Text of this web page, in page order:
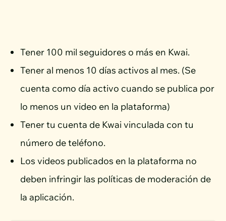
Tener 100 mil seguidores o más en Kwai.
Tener al menos 10 días activos al mes. (Se
cuenta como día activo cuando se publica por
lo menos un video en la plataforma)
Tener tu cuenta de Kwai vinculada con tu
número de teléfono.
Los videos publicados en la plataforma no
deben infringir las políticas de moderación de
la aplicación.